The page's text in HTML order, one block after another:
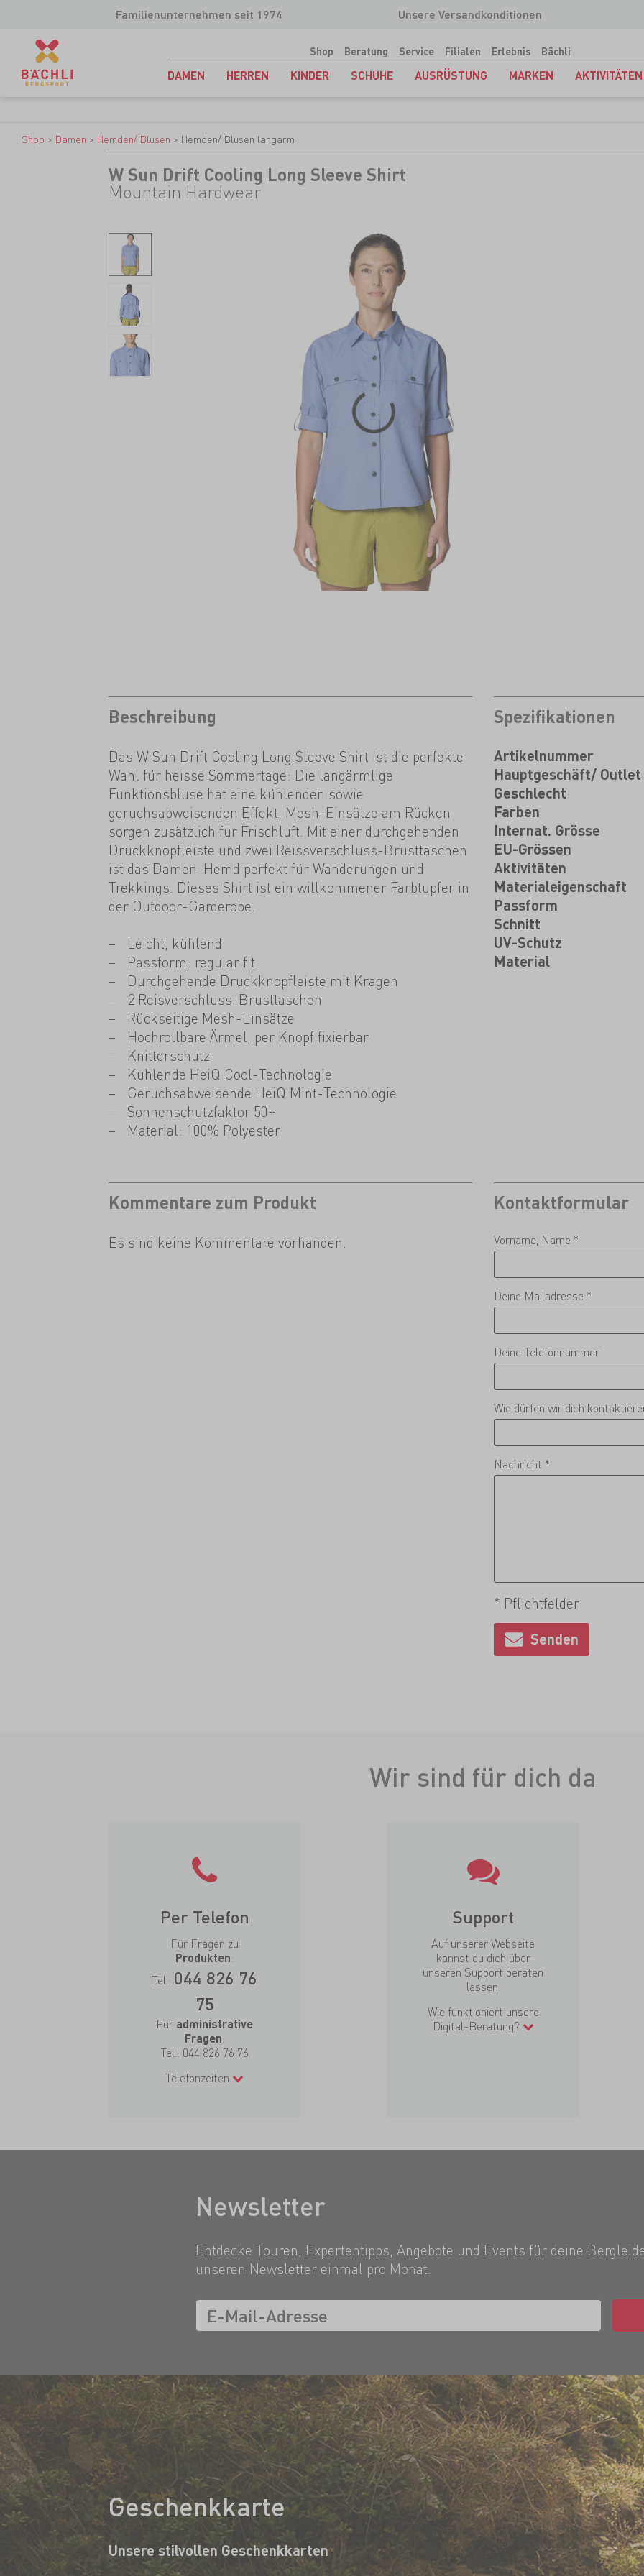
Familienunternehmen seit 1974 Unsere Versandkonditionen
Shop Beratung Service Filialen Erlebnis Bächli
DAMEN HERREN KINDER SCHUHE AUSRÜSTUNG MARKEN AKTIVITÄTEN
Shop > Damen > Hemden/ Blusen > Hemden/ Blusen langarm
W Sun Drift Cooling Long Sleeve Shirt
Mountain Hardwear
Beschreibung
Das W Sun Drift Cooling Long Sleeve Shirt ist die perfekte
Wahl für heisse Sommertage: Die langärmlige
Funktionsbluse hat eine kühlenden sowie
geruchsabweisenden Effekt, Mesh-Einsätze am Rücken
sorgen zusätzlich für Frischluft. Mit einer durchgehenden
Druckknopfleiste und zwei Reissverschluss-Brusttaschen
ist das Damen-Hemd perfekt für Wanderungen und
Trekkings. Dieses Shirt ist ein willkommener Farbtupfer in
der Outdoor-Garderobe.
Leicht, kühlend
Passform: regular fit
Durchgehende Druckknopfleiste mit Kragen
2 Reisverschluss-Brusttaschen
Rückseitige Mesh-Einsätze
Hochrollbare Ärmel, per Knopf fixierbar
Knitterschutz
Kühlende HeiQ Cool-Technologie
Geruchsabweisende HeiQ Mint-Technologie
Sonnenschutzfaktor 50+
Material: 100% Polyester
Spezifikationen
Artikelnummer
Hauptgeschäft/ Outlet
Geschlecht
Farben
Internat. Grösse
EU-Grössen
Aktivitäten
Materialeigenschaft
Passform
Schnitt
UV-Schutz
Material
Kommentare zum Produkt
Es sind keine Kommentare vorhanden.
Kontaktformular
Vorname, Name *
Deine Mailadresse *
Deine Telefonnummer
Wie dürfen wir dich
Nachricht *
* Pflichtfelder
Wir sind für dich da
Per Telefon
Für Fragen zu
Produkten:
Tel.: 044 826 76
75
Für administrative
Fragen:
Tel.: 044 826 76 76
Telefonzeiten
Support
Auf unserer Webseite
kannst du dich über
unseren Support beraten
lassen.
Wie funktioniert unsere
Digital-Beratung?
Newsletter
Entdecke Touren, Expertentipps, Angebote und Events für deine
unseren Newsletter einmal pro Monat.
Geschenkkarte
Unsere stilvollen Geschenkkarten